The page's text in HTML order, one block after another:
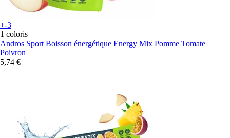
+-3
1 coloris
Andros Sport Boisson énergétique Energy Mix Pomme Tomate
Poivron
5,74 €